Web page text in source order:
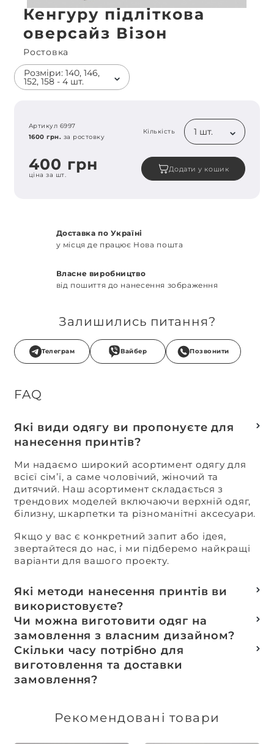
Кенгуру підліткова
оверсайз Візон
Ростовка
Розміри: 140, 146,
152, 158 - 4 шт.
Артикул 6997
1600 грн. за ростовку
Кількість 1 шт.
400 грн
ціна за шт.
Додати у кошик
Доставка по Україні
у місця де працює Нова пошта
Власне виробництво
від пошиття до нанесення зображення
Залишились питання?
Телеграм Вайбер Позвонити
FAQ
Які види одягу ви пропонуєте для
нанесення принтів?
Ми надаємо широкий асортимент одягу для
всієї сім’ї, а саме чоловічий, жіночий та
дитячий. Наш асортимент складається з
трендових моделей включаючи верхній одяг,
білизну, шкарпетки та різноманітні аксесуари.
Якщо у вас є конкретний запит або ідея,
звертайтеся до нас, і ми підберемо найкращі
варіанти для вашого проекту.
Які методи нанесення принтів ви
використовуєте?
Термотранферний
Шовкотрафаретний
DTF – друк
Машинна вишивка
Чи можна виготовити одяг на
замовлення з власним дизайном?
Так, ми спеціалізуємося на розробці колекцій
та мерчу під ключ, цей процес включає підбір
тканин, розробку лекал, дизай та
завершується пошиттям готового виробу.
Скільки часу потрібно для
виготовлення та доставки
замовлення?
виготовлення індивідуальних замовлень
Рекомендовані товари